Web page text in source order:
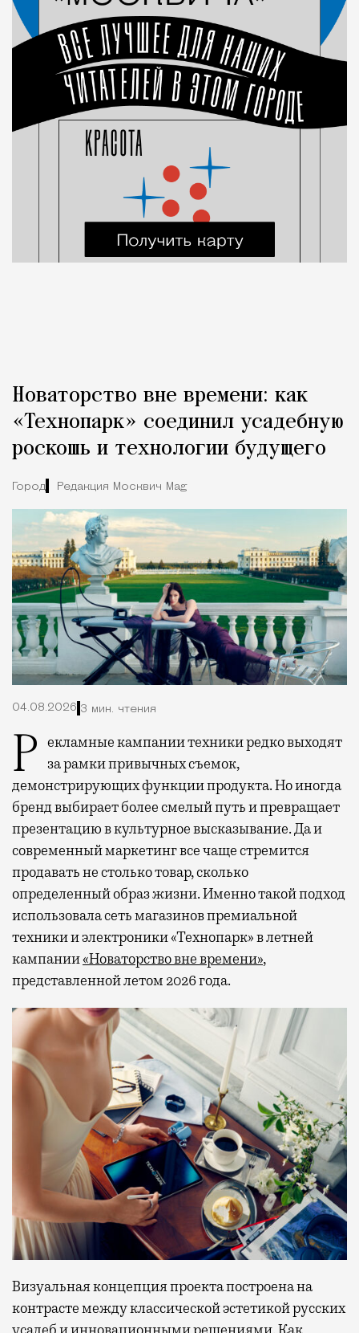
Новаторство вне времени: как
«Технопарк» соединил усадебную
роскошь и технологии будущего
Город Редакция Москвич Mag
04.08.2026 3 мин. чтения
Рекламные кампании техники редко выходят
за рамки привычных съемок,
демонстрирующих функции продукта. Но иногда
бренд выбирает более смелый путь и превращает
презентацию в культурное высказывание. Да и
современный маркетинг все чаще стремится
продавать не столько товар, сколько
определенный образ жизни. Именно такой подход
использовала сеть магазинов премиальной
техники и электроники «Технопарк» в летней
кампании«Новаторство вне времени»,
представленной летом 2026 года.
Визуальная концепция проекта построена на
контрасте между классической эстетикой русских